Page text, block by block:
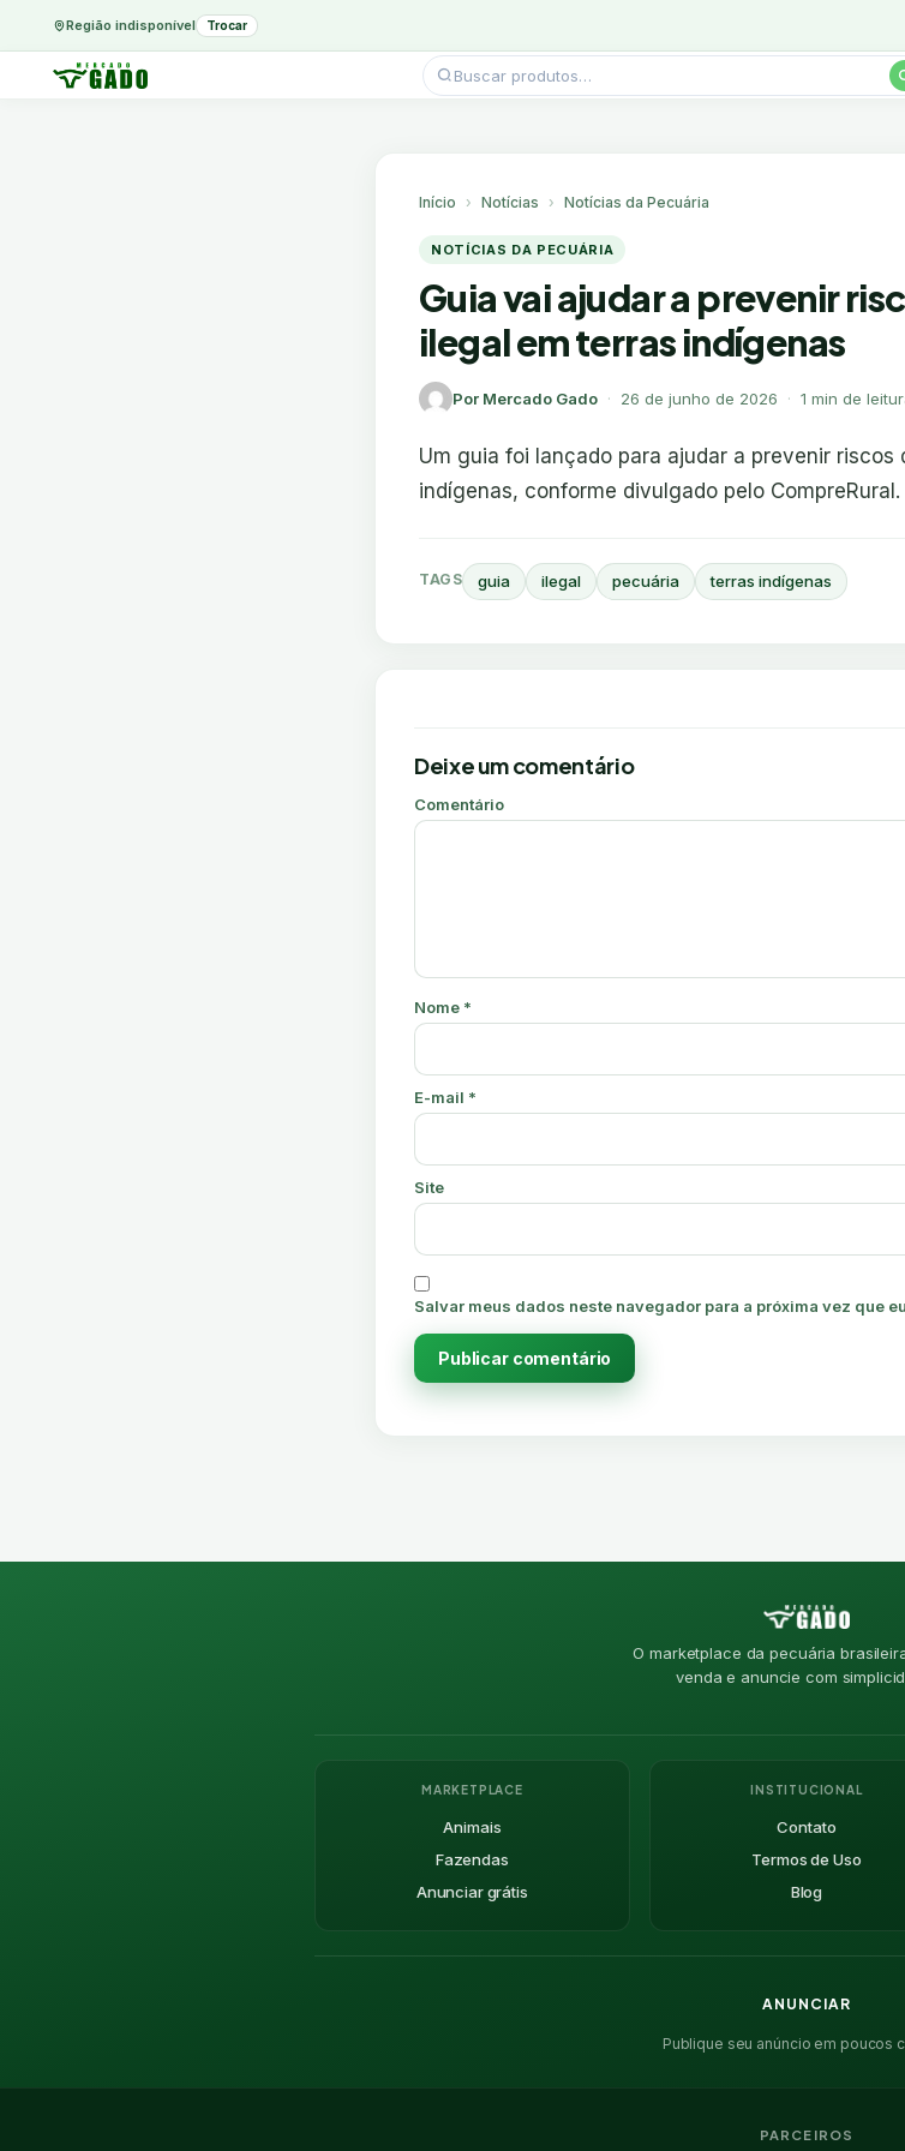
Região indisponível Trocar
Pesquisar
produtos
Início Notícias Notícias da Pecuária
NOTÍCIAS DA PECUÁRIA
Guia vai ajudar a prevenir
ilegal em terras indígenas
Por Mercado Gado · 26 de junho de 2026 · 1 min de
Um guia foi lançado para ajudar a prevenir riscos
indígenas, conforme divulgado pelo CompreRural.
TAGS guia ilegal pecuária terras indígenas
Deixe um comentário
Comentário
Nome *
E-mail *
Site
Salvar meus dados neste navegador para a próxima vez que
O marketplace da pecuária
venda e anuncie com
MARKETPLACE
Animais
Fazendas
Anunciar grátis
INSTITUCIONAL
Contato
Termos de Uso
Blog
ANUNCIAR
Publique seu anúncio em poucos
PARCEIROS